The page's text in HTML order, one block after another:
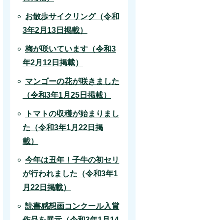
お散歩サイクリング（令和
3年2月13日掲載）
梅が咲いています（令和3
年2月12日掲載）
マンゴーの花が咲きました
（令和3年1月25日掲載）
トマトの収穫が始まりまし
た（令和3年1月22日掲
載）
今年は丑年！子牛の初セリ
が行われました（令和3年1
月22日掲載）
読書感想画コンクール入賞